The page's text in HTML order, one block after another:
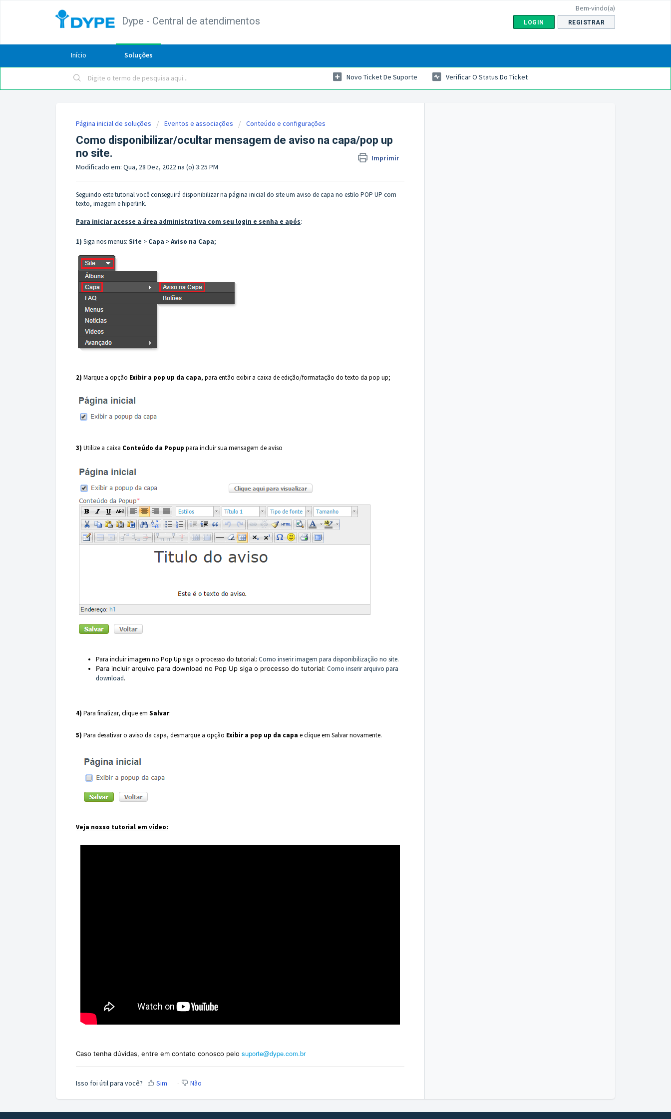
Dype - Central de atendimentos
Bem-vindo(a)
LOGIN REGISTRAR
Início Soluções
Novo Ticket De Suporte Verificar O Status Do Ticket
Página inicial de soluções Eventos e associações Conteúdo e configurações
Como disponibilizar/ocultar mensagem de aviso na capa/pop up
no site.
Imprimir
Modificado em: Qua, 28 Dez, 2022 na (o) 3:25 PM
Seguindo este tutorial você conseguirá disponibilizar na página inicial do site um aviso de capa no estilo POP UP com
texto, imagem e hiperlink.
Para iniciar acesse a área administrativa com seu login e senha e após:
1) Siga nos menus: Site > Capa >Aviso na Capa;
2) Marque a opção Exibir a pop up da capa, para então exibir a caixa de edição/formatação do texto da pop up;
3) Utilize a caixa Conteúdo da Popup para incluir sua mensagem de aviso
Para incluir imagem no Pop Up siga o processo do tutorial: Como inserir imagem para disponibilização no site.
Para incluir arquivo para download no Pop Up siga o processo do tutorial: Como inserir arquivo para
download.
4) Para finalizar, clique em Salvar.
5) Para desativar o aviso da capa, desmarque a opção Exibir a pop up da capa e clique em Salvar novamente.
Veja nosso tutorial em vídeo:
Caso tenha dúvidas, entre em contato conosco pelo suporte@dype.com.br
Isso foi útil para você? Sim Não